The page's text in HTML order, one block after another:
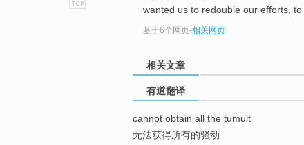
wanted us to redouble our efforts, to
基于6个网页-相关网页
相关文章
有道翻译
cannot obtain all the tumult
无法获得所有的骚动